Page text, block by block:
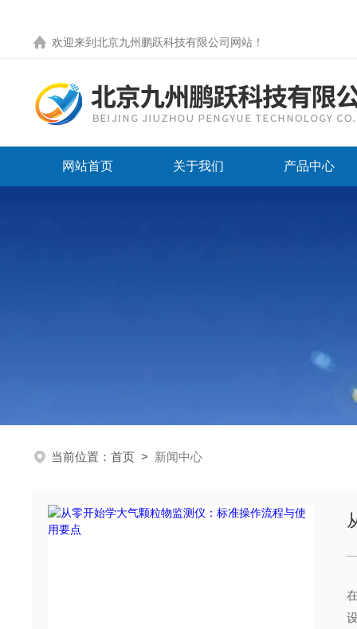
欢迎来到 北京九州鹏跃科技有限公司网站 ！
网站首页 关于我们 产品中心
当前位置： 首页 > 新闻中心